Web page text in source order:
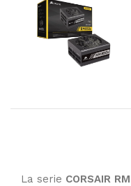
La serie CORSAIR RM